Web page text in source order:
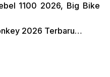
1100 2026, Big Bike
2026 Terbaru…